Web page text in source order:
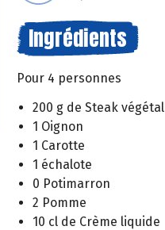
Ingrédients
Pour 4 personnes
200 g de Steak végétal
1 Oignon
1 Carotte
1 échalote
0 Potimarron
2 Pomme
10 cl de Crème liquide